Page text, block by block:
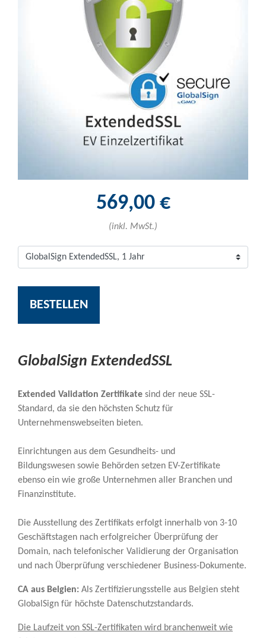
569,00 €
(inkl. MwSt.)
BESTELLEN
GlobalSign ExtendedSSL
Extended Validation Zertifikate sind der neue SSL-
Standard, da sie den höchsten Schutz für
Unternehmenswebseiten bieten.
Einrichtungen aus dem Gesundheits- und
Bildungswesen sowie Behörden setzen EV-Zertifikate
ebenso ein wie große Unternehmen aller Branchen und
Finanzinstitute.
Die Ausstellung des Zertifikats erfolgt innerhalb von 3-10
Geschäftstagen nach erfolgreicher Überprüfung der
Domain, nach telefonischer Validierung der Organisation
und nach Überprüfung verschiedener Business-Dokumente.
CA aus Belgien: Als Zertifizierungsstelle aus Belgien steht
GlobalSign für höchste Datenschutzstandards.
Die Laufzeit von SSL-Zertifikaten wird branchenweit wie